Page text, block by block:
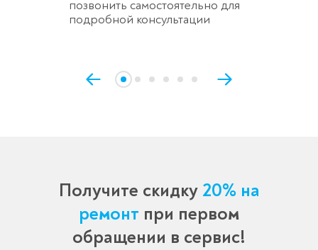
позвонить самостоятельно для
подробной консультации
Получите скидку 20% на
ремонт при первом
обращении в сервис!